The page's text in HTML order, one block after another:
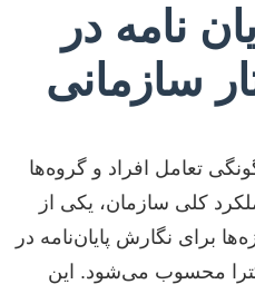
نامه در
سازمانی
تعامل افراد و گروه‌ها
کلی سازمان، یکی از
برای نگارش پایان‌نامه در
محسوب می‌شود. این